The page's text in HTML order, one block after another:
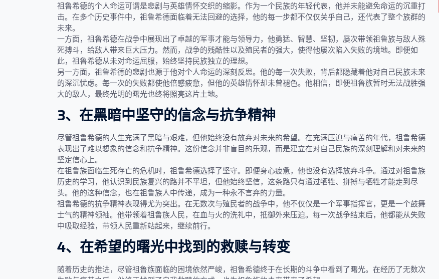
祖鲁希德的个人命运可谓是悲剧与英雄情怀交织的缩影。作为一个民族的年轻代表，他并未能避免命运的沉重打
击。在多个历史事件中，祖鲁希德面临着无法回避的选择，他的每一步都不仅仅关乎自己，还代表了整个族群的
未来。
一方面，祖鲁希德在战争中展现出了卓越的军事才能与领导力，他勇猛、智慧、坚韧，屡次带领祖鲁族与敌人殊
死搏斗，给敌人带来巨大压力。然而，战争的残酷性以及殖民者的强大，使得他屡次陷入失败的境地。即便如
此，祖鲁希德从未对命运屈服，始终坚持民族独立的理想。
另一方面，祖鲁希德的悲剧也源于他对个人命运的深刻反思。他的每一次失败，背后都隐藏着他对自己民族未来
的深沉忧虑。每一次的失败都使他倍感疲惫，但他的英雄情怀却未曾褪色。他相信，即便祖鲁族暂时无法战胜强
大的敌人，最终光明的曙光也终将照亮这片土地。
3、在黑暗中坚守的信念与抗争精神
尽管祖鲁希德的人生充满了黑暗与艰难，但他始终没有放弃对未来的希望。在充满压迫与痛苦的年代，祖鲁希德
表现出了难以想象的信念和抗争精神。这份信念并非盲目的乐观，而是建立在对自己民族的深刻理解和对未来的
坚定信心上。
在祖鲁族面临生死存亡的危机时，祖鲁希德选择了坚守。即便身心疲惫，他也没有选择放弃斗争。通过对祖鲁族
历史的学习，他认识到民族复兴的路并不平坦，但他始终坚信，这条路只有通过牺牲、拼搏与牺牲才能走到尽
头。他的这种信念，也在祖鲁族人中传递，成为一种永不言弃的力量。
祖鲁希德的抗争精神表现得尤为突出。在无数次与殖民者的战争中，他不仅仅是一个军事指挥官，更是一个鼓舞
士气的精神领袖。他带领着祖鲁族人民，在血与火的洗礼中，抵御外来压迫。每一次战争结束后，他都能从失败
中吸取经验，带领人民重新站起来，继续前行。
4、在希望的曙光中找到的救赎与转变
随着历史的推进，尽管祖鲁族面临的困境依然严峻，祖鲁希德终于在长期的斗争中看到了曙光。在经历了无数次